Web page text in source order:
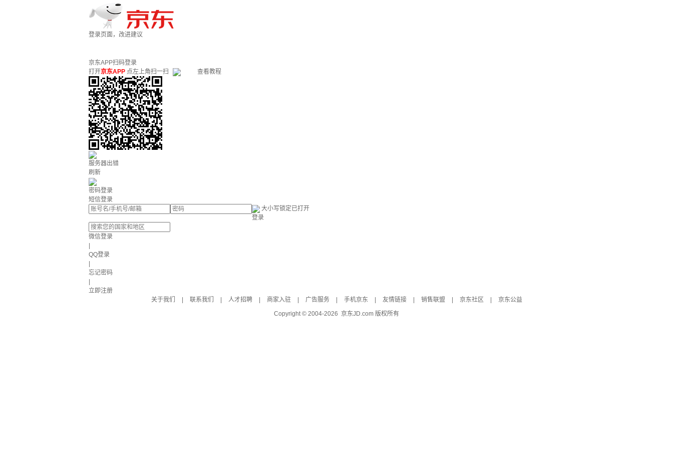
登录页面，改进建议
京东APP扫码登录
打开京东APP 点左上角扫一扫 查看教程
服务器出错
刷新
密码登录
短信登录
大小写锁定已打开
登录
微信登录
QQ登录
忘记密码
立即注册
关于我们
联系我们 人才招聘 商家入驻 广告服务 手机京东 友情链接 销售联盟 京东社区
京东公益
Copyright © 2004-2026 京东JD.com 版权所有